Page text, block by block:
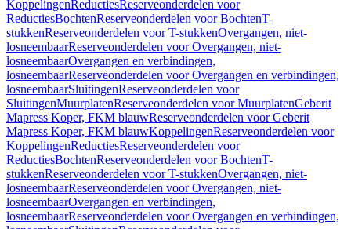
KoppelingenReductiesReserveonderdelen voor
ReductiesBochtenReserveonderdelen voor BochtenT-
stukkenReserveonderdelen voor T-stukkenOvergangen, niet-
losneembaarReserveonderdelen voor Overgangen, niet-
losneembaarOvergangen en verbindingen,
losneembaarReserveonderdelen voor Overgangen en verbindingen,
losneembaarSluitingenReserveonderdelen voor
SluitingenMuurplatenReserveonderdelen voor MuurplatenGeberit
Mapress Koper, FKM blauwReserveonderdelen voor Geberit
Mapress Koper, FKM blauwKoppelingenReserveonderdelen voor
KoppelingenReductiesReserveonderdelen voor
ReductiesBochtenReserveonderdelen voor BochtenT-
stukkenReserveonderdelen voor T-stukkenOvergangen, niet-
losneembaarReserveonderdelen voor Overgangen, niet-
losneembaarOvergangen en verbindingen,
losneembaarReserveonderdelen voor Overgangen en verbindingen,